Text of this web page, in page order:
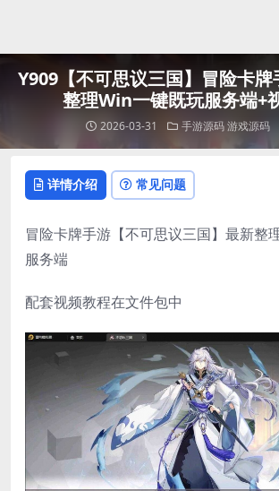
Y909【不可思议三国】冒险卡
整理Win一键既玩服务端+
2026-03-31 手游源码 游戏源码
详情介绍 常见问题
冒险卡牌手游【不可思议三国】最新整
服务端
配套视频教程在文件包中